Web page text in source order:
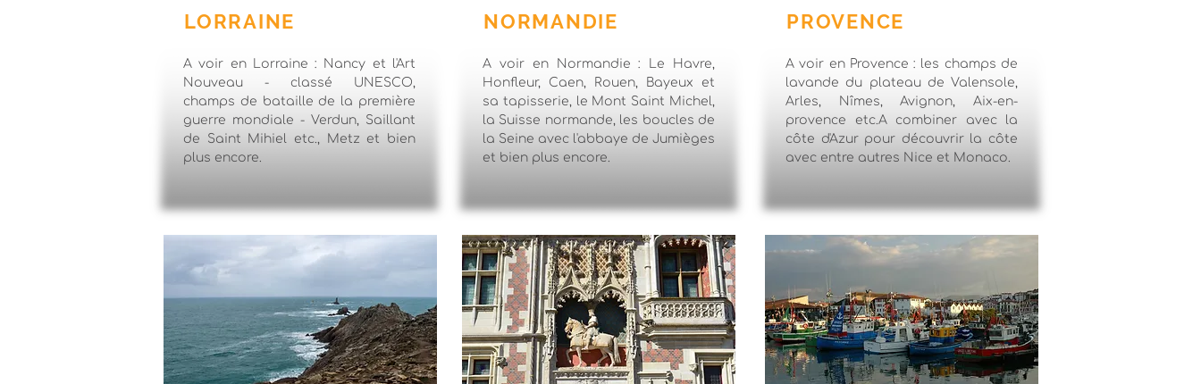
LORRAINE
A voir en Lorraine : Nancy et l'Art
Nouveau - classé UNESCO,
champs de bataille de la première
guerre mondiale - Verdun, Saillant
de Saint Mihiel etc., Metz et bien
plus encore.
NORMANDIE
A voir en Normandie : Le Havre,
Honfleur, Caen, Rouen, Bayeux et
sa tapisserie, le Mont Saint Michel,
la Suisse normande, les boucles de
la Seine avec l'abbaye de Jumièges
et bien plus encore.
PROVENCE
A voir en Provence : les champs de
lavande du plateau de Valensole,
Arles, Nîmes, Avignon, Aix-en-
provence etc.A combiner avec la
côte d'Azur pour découvrir la côte
avec entre autres Nice et Monaco.